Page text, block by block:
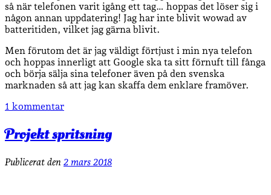
så när telefonen varit igång ett tag… hoppas det löser sig i
någon annan uppdatering! Jag har inte blivit wowad av
batteritiden, vilket jag gärna blivit.
Men förutom det är jag väldigt förtjust i min nya telefon
och hoppas innerligt att Google ska ta sitt förnuft till fånga
och börja sälja sina telefoner även på den svenska
marknaden så att jag kan skaffa dem enklare framöver.
1 kommentar
Projekt spritsning
Publicerat den 2 mars 2018